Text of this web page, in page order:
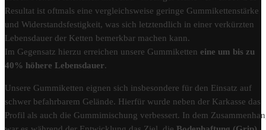
Resultat ist oftmals eine vergleichsweise geringe Gummikettenstärke
und Widerstandsfestigkeit, was sich letztendlich in einer verkürzten
Lebensdauer der Ketten bemerkbar machen kann.
Im Gegensatz hierzu erreichen unsere Gummiketten eine um bis zu
40% höhere Lebensdauer.
Unsere Gummiketten eignen sich insbesondere für den Einsatz auf
schwer befahrbarem Gelände. Hierfür wurde neben der Karkasse das
Profil als auch die Gummimischung verbessert. In dem